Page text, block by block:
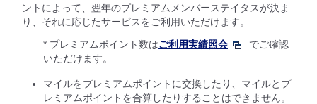
ントによって、翌年のプレミアムメンバーステイタスが決ま
り、それに応じたサービスをご利用いただけます。
* プレミアムポイント数はご利用実績照会
でご確認
いただけます。
マイルをプレミアムポイントに交換したり、マイルとプ
レミアムポイントを合算したりすることはできません。